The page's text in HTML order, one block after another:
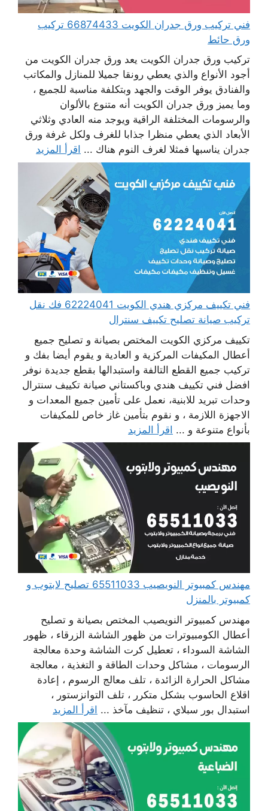
فني تركيب ورق جدران الكويت 66874433 تركيب
ورق حائط
تركيب ورق جدران الكويت يعد ورق جدران الكويت من
أجود الأنواع والذي يعطي رونقا جميلا للمنازل والمكاتب
والفنادق يوفر الوقت والجهد وبتكلفة مناسبة للجميع ،
وما يميز ورق جدران الكويت أنه متنوع بالألوان
والرسومات المختلفة الراقية ويوجد منه العادي وثلاثي
الأبعاد الذي يعطي منظرا جذابا للغرف ولكل غرفة ورق
جدران يناسبها فمثلا لغرف النوم هناك ... اقرأ المزيد
فني تكييف مركزي هندي الكويت 62224041 فك نقل
تركيب صيانة تصليح تكييف سنترال
تكييف مركزي الكويت المختص بصيانة و تصليح جميع
أعطال المكيفات المركزية و العادية و يقوم أيضا بفك و
تركيب جميع القطع التالفة واستبدالها بقطع جديدة نوفر
افضل فني تكييف هندي وباكستاني صيانة تكييف سنترال
وحدات تبريد للابنية، نعمل على تأمين جميع المعدات و
الاجهزة اللازمة ، و نقوم بتأمين غاز خاص للمكيفات
بأنواع متنوعة و ... اقرأ المزيد
مهندس كمبيوتر النويصيب 65511033 تصليح لابتوب و
كمبيوتر بالمنزل
مهندس كمبيوتر النويصيب المختص بصيانة و تصليح
أعطال الكومبيوترات من ظهور الشاشة الزرقاء ، ظهور
الشاشة السوداء ، تعطيل كرت الشاشة وحدة معالجة
الرسومات ، مشاكل وحدات الطاقة و التغذية ، معالجة
مشاكل الحرارة الزائدة ، تلف معالج الرسوم ، إعادة
اقلاع الحاسوب بشكل متكرر ، تلف التوانزستور ،
استبدال بور سبلاي ، تنظيف مآخذ ... اقرأ المزيد